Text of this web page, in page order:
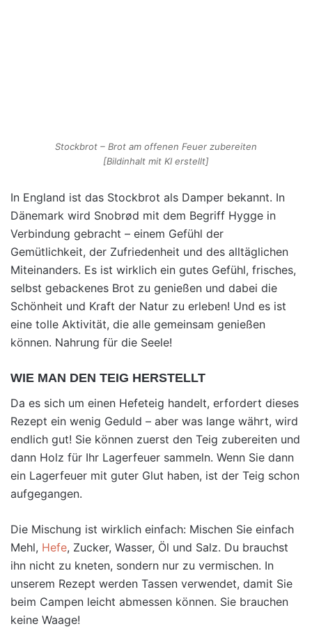
Stockbrot – Brot am offenen Feuer zubereiten
[Bildinhalt mit KI erstellt]
In England ist das Stockbrot als Damper bekannt. In
Dänemark wird Snobrød mit dem Begriff Hygge in
Verbindung gebracht – einem Gefühl der
Gemütlichkeit, der Zufriedenheit und des alltäglichen
Miteinanders. Es ist wirklich ein gutes Gefühl, frisches,
selbst gebackenes Brot zu genießen und dabei die
Schönheit und Kraft der Natur zu erleben! Und es ist
eine tolle Aktivität, die alle gemeinsam genießen
können. Nahrung für die Seele!
WIE MAN DEN TEIG HERSTELLT
Da es sich um einen Hefeteig handelt, erfordert dieses
Rezept ein wenig Geduld – aber was lange währt, wird
endlich gut! Sie können zuerst den Teig zubereiten und
dann Holz für Ihr Lagerfeuer sammeln. Wenn Sie dann
ein Lagerfeuer mit guter Glut haben, ist der Teig schon
aufgegangen.
Die Mischung ist wirklich einfach: Mischen Sie einfach
Mehl, Hefe, Zucker, Wasser, Öl und Salz. Du brauchst
ihn nicht zu kneten, sondern nur zu vermischen. In
unserem Rezept werden Tassen verwendet, damit Sie
beim Campen leicht abmessen können. Sie brauchen
keine Waage!